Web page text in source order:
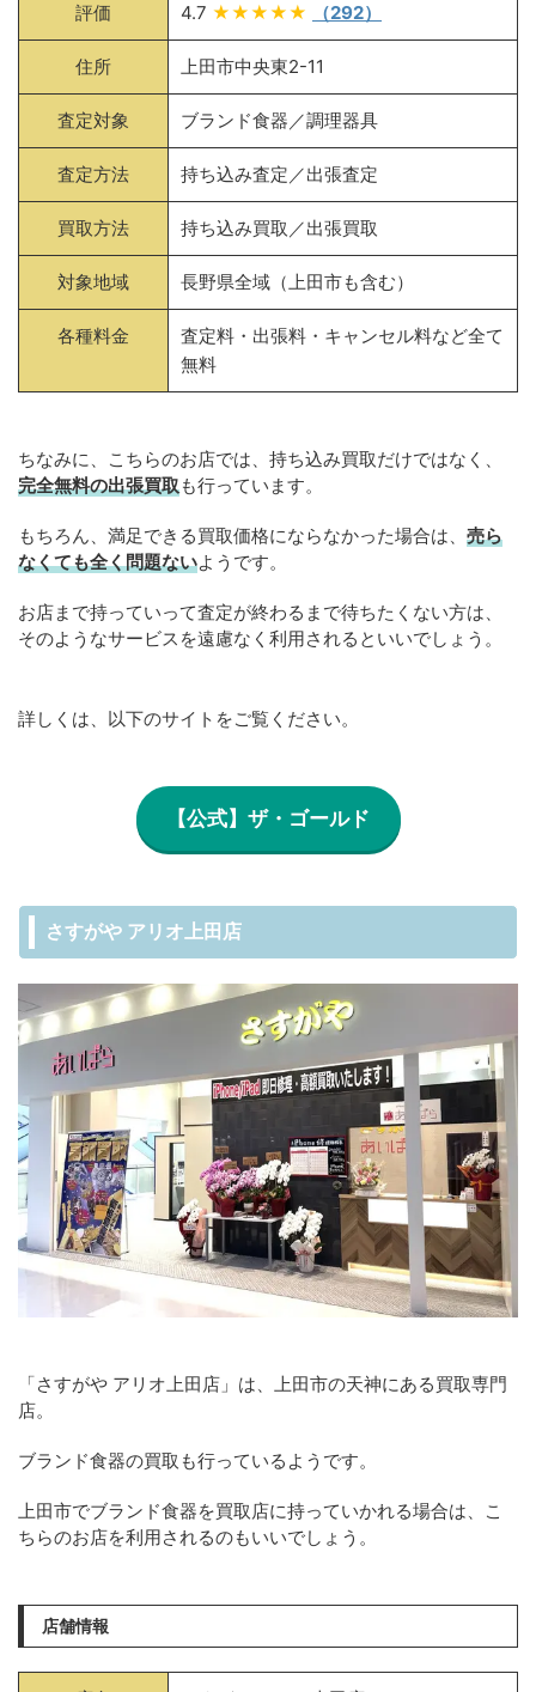
評価 4.7 ★★★★★ （292）
住所 上田市中央東2-11
査定対象 ブランド食器／調理器具
査定方法 持ち込み査定／出張査定
買取方法 持ち込み買取／出張買取
対象地域 長野県全域（上田市も含む）
各種料金
査定料・出張料・キャンセル料など全て
無料
ちなみに、こちらのお店では、持ち込み買取だけではなく、
完全無料の出張買取も行っています。
もちろん、満足できる買取価格にならなかった場合は、 売ら
なくても全く問題ないようです。
お店まで持っていって査定が終わるまで待ちたくない方は、
そのようなサービスを遠慮なく利用されるといいでしょう。
詳しくは、以下のサイトをご覧ください。
【公式】ザ・ゴールド
さすがや アリオ上田店
「さすがや アリオ上田店」は、上田市の天神にある買取専門
店。
ブランド食器の買取も行っているようです。
上田市でブランド食器を買取店に持っていかれる場合は、こ
ちらのお店を利用されるのもいいでしょう。
店舗情報